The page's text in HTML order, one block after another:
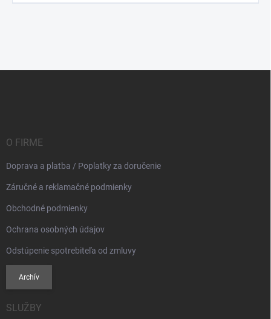
O FIRME
Doprava a platba / Poplatky za doručenie
Záručné a reklamačné podmienky
Obchodné podmienky
Ochrana osobných údajov
Odstúpenie spotrebiteľa od zmluvy
Archív
SLUŽBY